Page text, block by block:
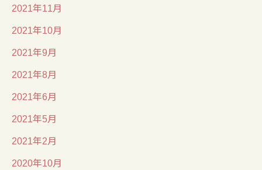
2021年11月
2021年10月
2021年9月
2021年8月
2021年6月
2021年5月
2021年2月
2020年10月